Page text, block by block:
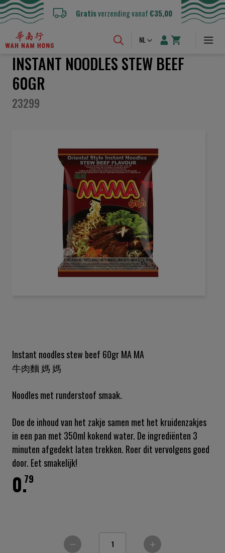
Gratisverzending vanaf€35,00
Taal
NL
INSTANT NOODLES STEW BEEF
60GR
23299
de
afbeeldingen-
gallerij
Instant noodles stew beef 60gr MA MA
牛肉麵 媽 媽
Noodles met runderstoof smaak.
Doe de inhoud van het zakje samen met het kruidenzakjes
in een pan met 350ml kokend water. De ingrediënten 3
minuten afgedekt laten trekken. Roer dit vervolgens goed
door. Eet smakelijk!
79
0.